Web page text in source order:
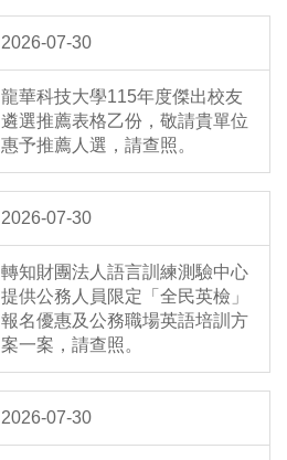
2026-07-30
龍華科技大學115年度傑出校友
遴選推薦表格乙份，敬請貴單位
惠予推薦人選，請查照。
2026-07-30
轉知財團法人語言訓練測驗中心
提供公務人員限定「全民英檢」
報名優惠及公務職場英語培訓方
案一案，請查照。
2026-07-30